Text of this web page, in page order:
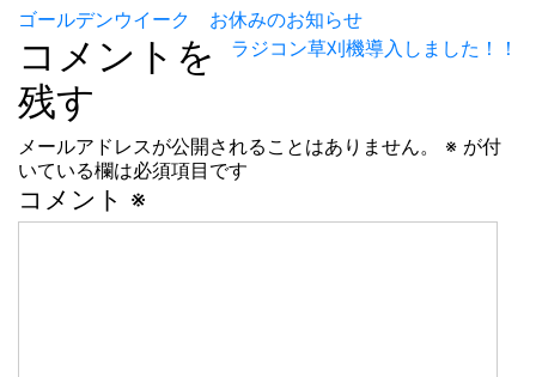
投
稿
ナ
ビ
ゲ
ゴールデンウイーク お休みのお知らせ
ラジコン草刈機導入しました！！
コメントを
残す
メールアドレスが公開されることはありません。 ※ が付
いている欄は必須項目です
コメント ※